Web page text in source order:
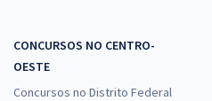
CONCURSOS NO CENTRO-
OESTE
Concursos no Distrito Federal